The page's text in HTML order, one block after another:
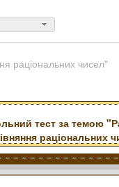
раціональних чисел"
тест за темою
раціональних